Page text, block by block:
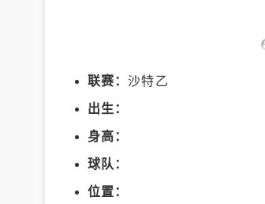
联赛：沙特乙
出生：
身高：
球队：
位置：